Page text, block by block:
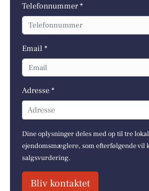
Telefonnummer *
Email *
Adresse *
Adresse
Dine oplysninger deles med op til tre
ejendomsmæglere, som efterfølgende vil
salgsvurdering.
Bliv kontaktet